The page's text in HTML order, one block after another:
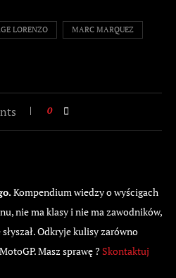
LORENZO MARC MARQUEZ
0
Kompendium wiedzy o wyścigach
nie ma klasy i nie ma zawodników,
Odkryje kulisy zarówno
Masz sprawę ? Skontaktuj